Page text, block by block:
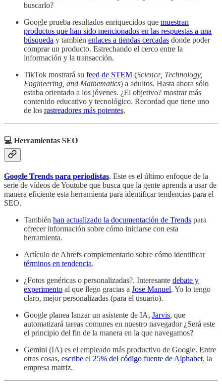
buscarlo?
Google prueba resultados enriquecidos que muestran
productos que han sido mencionados en las respuestas a una
búsqueda y también enlaces a tiendas cercadas donde poder
comprar un producto. Estrechando el cerco entre la
información y la transacción.
TikTok mostrará su feed de STEM (Science, Technology,
Engineering, and Mathematics) a adultos. Hasta ahora sólo
estaba orientado a los jóvenes. ¿El objetivo? mostrar más
contenido educativo y tecnológico. Recordad que tiene uno
de los rastreadores más potentes.
💻 Herramientas SEO
Google Trends para periodistas. Este es el último enfoque de la
serie de vídeos de Youtube que busca que la gente aprenda a usar de
manera eficiente esta herramienta para identificar tendencias para el
SEO.
También han actualizado la documentación de Trends para
ofrecer información sobre cómo iniciarse con esta
herramienta.
Artículo de Ahrefs complementario sobre cómo identificar
términos en tendencia.
¿Fotos genéricas o personalizadas?. Interesante debate y
experimento al que llego gracias a Jose Manuel. Yo lo tengo
claro, mejor personalizadas (para el usuario).
Google planea lanzar un asistente de IA, Jarvis, que
automatizará tareas comunes en nuestro navegador ¿Será este
el principio del fin de la manera en la que navegamos?
Gemini (IA) es el empleado más productivo de Google. Entre
otras cosas, escribe el 25% del código fuente de Alphabet, la
empresa matriz.